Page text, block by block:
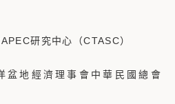
研究中心（CTASC）
濟理事會中華民國總會